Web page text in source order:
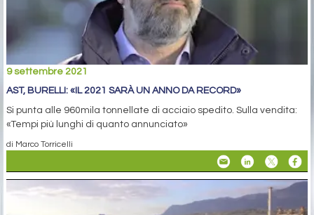
9 settembre 2021
AST, BURELLI: «IL 2021 SARÀ UN ANNO DA RECORD»
Si punta alle 960mila tonnellate di acciaio spedito. Sulla vendita:
«Tempi più lunghi di quanto annunciato»
di Marco Torricelli